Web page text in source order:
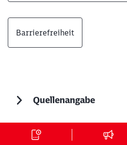
Barrierefreiheit
Quellenangabe